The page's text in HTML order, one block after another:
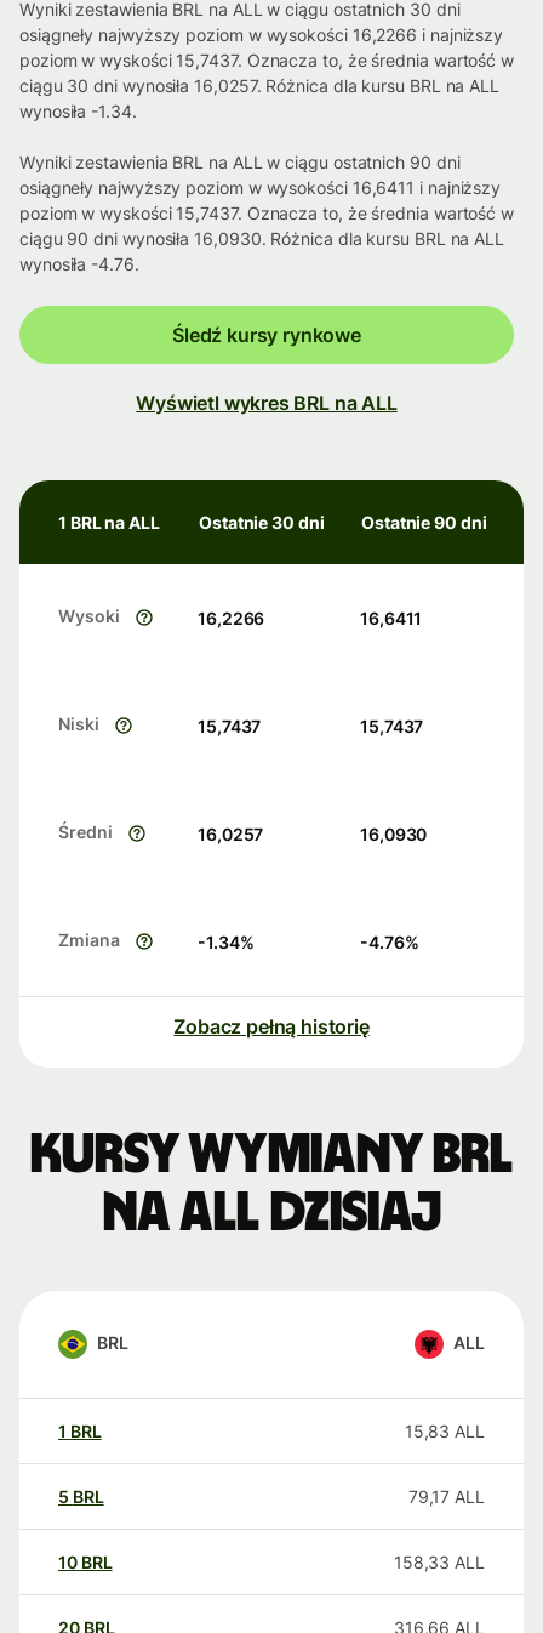
Wyniki zestawienia BRL na ALL w ciągu ostatnich 30 dni
osiągneły najwyższy poziom w wysokości 16,2266 i najniższy
poziom w wyskości 15,7437. Oznacza to, że średnia wartość w
ciągu 30 dni wynosiła 16,0257. Różnica dla kursu BRL na ALL
wynosiła -1.34.
Wyniki zestawienia BRL na ALL w ciągu ostatnich 90 dni
osiągneły najwyższy poziom w wysokości 16,6411 i najniższy
poziom w wyskości 15,7437. Oznacza to, że średnia wartość w
ciągu 90 dni wynosiła 16,0930. Różnica dla kursu BRL na ALL
wynosiła -4.76.
Śledź kursy rynkowe
Wyświetl wykres BRL na ALL
1 BRL na ALL Ostatnie 30 dni Ostatnie 90 dni
Wysoki 16,2266 16,6411
Niski 15,7437 15,7437
Średni 16,0257 16,0930
Zmiana -1.34% -4.76%
Zobacz pełną historię
Kursy wymiany BRL
na ALL dzisiaj
BRL ALL
1 BRL 15,83 ALL
5 BRL 79,17 ALL
10 BRL 158,33 ALL
20 BRL 316,66 ALL